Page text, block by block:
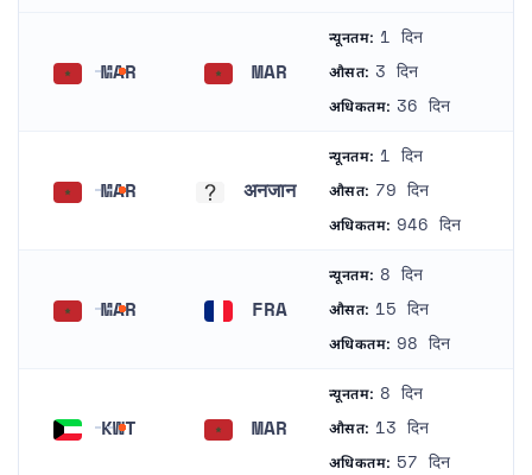
MAR MAR
न्यूनतम: 1 दिन
औसत: 3 दिन
अधिकतम: 36 दिन
MAR अनजान
न्यूनतम: 1 दिन
औसत: 79 दिन
अधिकतम: 946 दिन
MAR FRA
न्यूनतम: 8 दिन
औसत: 15 दिन
अधिकतम: 98 दिन
KWT MAR
न्यूनतम: 8 दिन
औसत: 13 दिन
अधिकतम: 57 दिन